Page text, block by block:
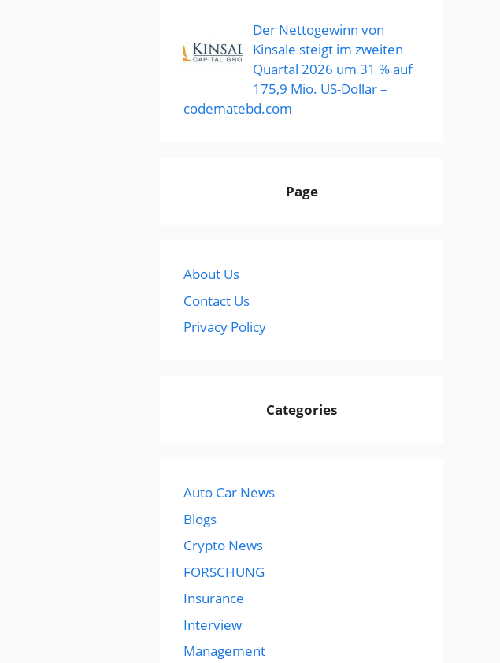
Der Nettogewinn von
Kinsale steigt im zweiten
Quartal 2026 um 31 % auf
175,9 Mio. US-Dollar –
codematebd.com
Page
About Us
Contact Us
Privacy Policy
Categories
Auto Car News
Blogs
Crypto News
FORSCHUNG
Insurance
Interview
Management